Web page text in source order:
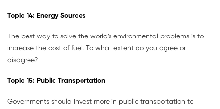
Topic 14: Energy Sources
The best way to solve the world’s environmental problems is to
increase the cost of fuel. To what extent do you agree or
disagree?
Topic 15: Public Transportation
Governments should invest more in public transportation to